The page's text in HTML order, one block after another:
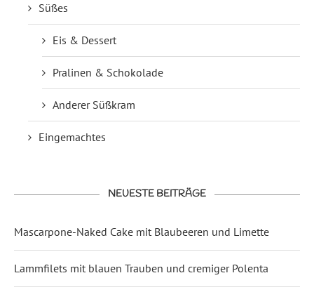
Süßes
Eis & Dessert
Pralinen & Schokolade
Anderer Süßkram
Eingemachtes
NEUESTE BEITRÄGE
Mascarpone-Naked Cake mit Blaubeeren und Limette
Lammfilets mit blauen Trauben und cremiger Polenta